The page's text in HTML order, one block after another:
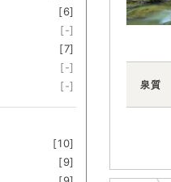
[6]
[-]
[7]
[-]
[-]
[10]
[9]
泉質